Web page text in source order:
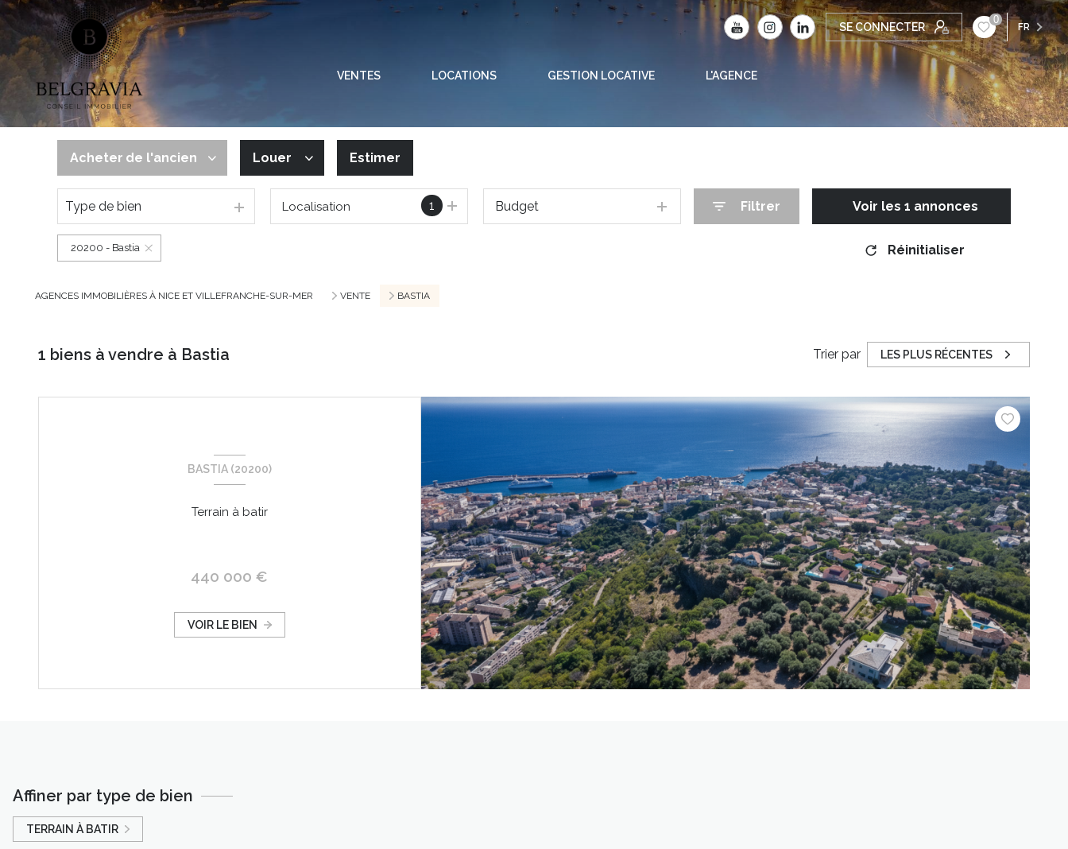
SE CONNECTER
0
FR
VENTES LOCATIONS GESTION LOCATIVE L'AGENCE
Acheter de l'ancien
de l'ancien
Louer
à l'année
Estimer
Type de bien 1
Localisation Budget Filtrer Voir les 1 annonces
20200 - Bastia Réinitialiser
AGENCES IMMOBILIÈRES À NICE ET VILLEFRANCHE-SUR-MER VENTE BASTIA
1 biens à vendre à Bastia Trier par LES PLUS RÉCENTES
BASTIA (20200)
Terrain à batir
440 000 €
VOIR LE BIEN
Affiner par type de bien
TERRAIN À BATIR